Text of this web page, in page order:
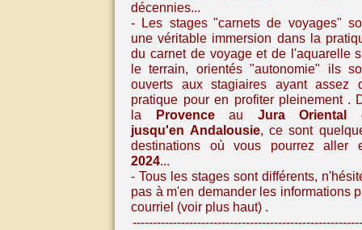
décennies...
- Les stages "carnets de voyages"
une véritable immersion dans la
du carnet de voyage et de l'aquarelle
le terrain, orientés "autonomie" ils
ouverts aux stagiaires ayant assez
pratique pour en profiter pleinement .
la
Provenceau Jura Oriental
jusqu'en Andalousie, ce sont
destinations où vous pourrez aller
2024...
- Tous les stages sont différents, n
pas à m'en demander les informations
courriel (voir plus haut) .